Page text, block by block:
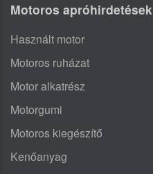
Motoros apróhirdetések
Használt motor
Motoros ruházat
Motor alkatrész
Motorgumi
Motoros kiegészítő
Kenőanyag